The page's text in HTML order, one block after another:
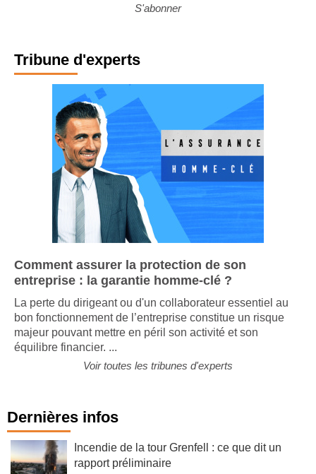
S'abonner
Tribune d'experts
Comment assurer la protection de son
entreprise : la garantie homme-clé ?
La perte du dirigeant ou d'un collaborateur essentiel au
bon fonctionnement de l’entreprise constitue un risque
majeur pouvant mettre en péril son activité et son
équilibre financier. ...
Voir toutes les tribunes d'experts
Dernières infos
Incendie de la tour Grenfell : ce que dit un
rapport préliminaire